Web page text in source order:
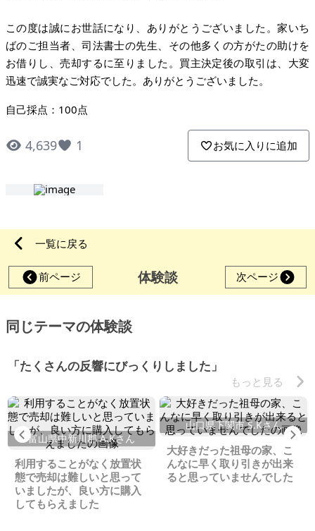
この度は誠にお世話になり、ありがとうございました。家いち
ばのご担当者、司法書士の先生、その他多くの方がたの助けを
お借りし、売却するに至りました。買主決定後の取引は、大変
迅速で誠実なご対応でした。ありがとうございました。
自己採点：100点
4,639 1 お気に入りに追加
一覧に戻る
前ページ 体験談 次ページ
同じテーマの体験談
「たくさんの反響にびっくりしました」
もっと見る
Previous
富山県中新川郡 A.Kさん
利用することがなく放置状
態で売却は難しいと思って
いましたが、良い方に購入
してもらえました
山口県下関市 S.Kさん
大好きだった祖母の家、こ
んなに早く取り引きが出来
ると思っていませんでした